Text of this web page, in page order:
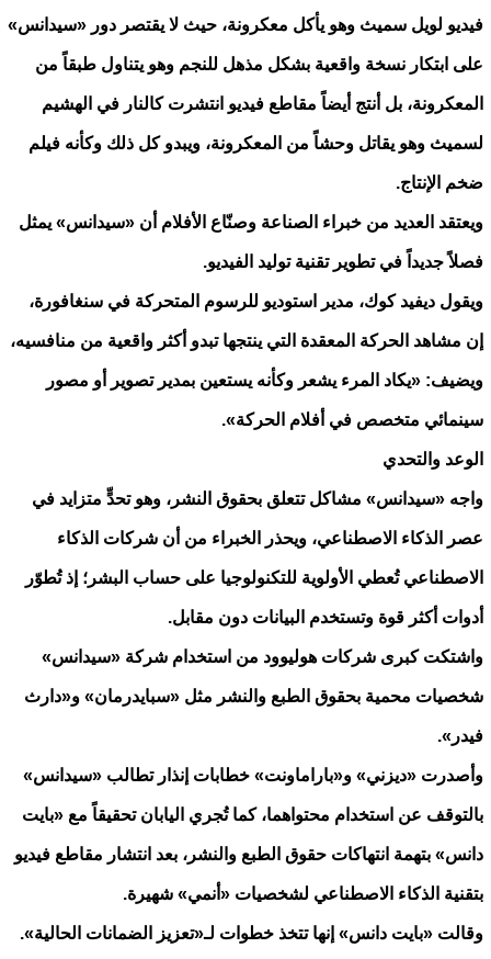
فيديو لويل سميث وهو يأكل معكرونة، حيث لا يقتصر دور «سيدانس»
على ابتكار نسخة واقعية بشكل مذهل للنجم وهو يتناول طبقاً من
المعكرونة، بل أنتج أيضاً مقاطع فيديو انتشرت كالنار في الهشيم
لسميث وهو يقاتل وحشاً من المعكرونة، ويبدو كل ذلك وكأنه فيلم
ضخم الإنتاج.
ويعتقد العديد من خبراء الصناعة وصنّاع الأفلام أن «سيدانس» يمثل
فصلاً جديداً في تطوير تقنية توليد الفيديو.
ويقول ديفيد كوك، مدير استوديو للرسوم المتحركة في سنغافورة،
إن مشاهد الحركة المعقدة التي ينتجها تبدو أكثر واقعية من منافسيه،
ويضيف: «يكاد المرء يشعر وكأنه يستعين بمدير تصوير أو مصور
سينمائي متخصص في أفلام الحركة».
الوعد والتحدي
واجه «سيدانس» مشاكل تتعلق بحقوق النشر، وهو تحدٍّ متزايد في
عصر الذكاء الاصطناعي، ويحذر الخبراء من أن شركات الذكاء
الاصطناعي تُعطي الأولوية للتكنولوجيا على حساب البشر؛ إذ تُطوّر
أدوات أكثر قوة وتستخدم البيانات دون مقابل.
واشتكت كبرى شركات هوليوود من استخدام شركة «سيدانس»
شخصيات محمية بحقوق الطبع والنشر مثل «سبايدرمان» و«دارث
فيدر».
وأصدرت «ديزني» و«باراماونت» خطابات إنذار تطالب «سيدانس»
بالتوقف عن استخدام محتواهما، كما تُجري اليابان تحقيقاً مع «بايت
دانس» بتهمة انتهاكات حقوق الطبع والنشر، بعد انتشار مقاطع فيديو
بتقنية الذكاء الاصطناعي لشخصيات «أنمي» شهيرة.
وقالت «بايت دانس» إنها تتخذ خطوات لـ«تعزيز الضمانات الحالية».